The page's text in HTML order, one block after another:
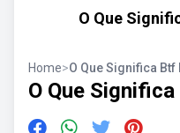
O Que
Home>O Que Significa Btf
O Que